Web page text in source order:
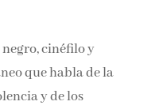
concebirse como
cinéfilo y
que habla de